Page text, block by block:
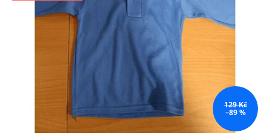
129 Kč
–89 %